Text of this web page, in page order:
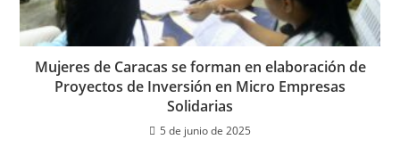
Mujeres de Caracas se forman en elaboración de
Proyectos de Inversión en Micro Empresas
Solidarias
5 de junio de 2025